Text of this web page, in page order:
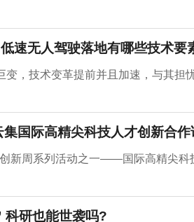
速无人驾驶落地有哪些技术要
变，技术变革提前并且加速，与其担
国际高精尖科技人才创新合作
新周系列活动之一——国际高精尖科
科研也能世袭吗?